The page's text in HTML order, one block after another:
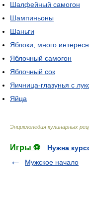
Шалфейный самогон
Шампиньоны
Шаньги
Яблоки, много
Яблочный самогон
Яблочный сок
Яичница-глазунья с
Яйца
Энциклопедия кулинарных
Игры ⚽
Нужна
Мужское начало